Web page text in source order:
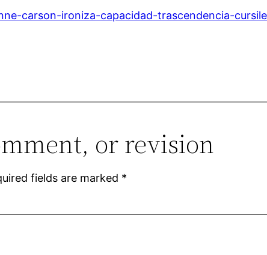
carson-ironiza-capacidad-trascendencia-
or revision
fields are marked *